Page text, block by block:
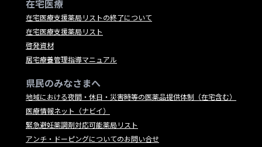
在宅医療
在宅医療支援薬局リストの終了について
在宅医療支援薬局リスト
啓発資材
居宅療養管理指導マニュアル
県民のみなさまへ
地域における夜間・休日・災害時等の医薬品提供体制（在宅含む）
医療情報ネット（ナビイ）
緊急避妊薬調剤対応可能薬局リスト
アンチ・ドーピングについてのお問い合せ